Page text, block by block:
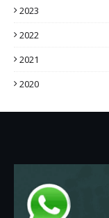
2023
2022
2021
2020